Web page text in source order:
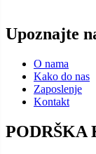
Upoznajte
O nama
Kako do nas
Zaposlenje
Kontakt
PODRŠKA